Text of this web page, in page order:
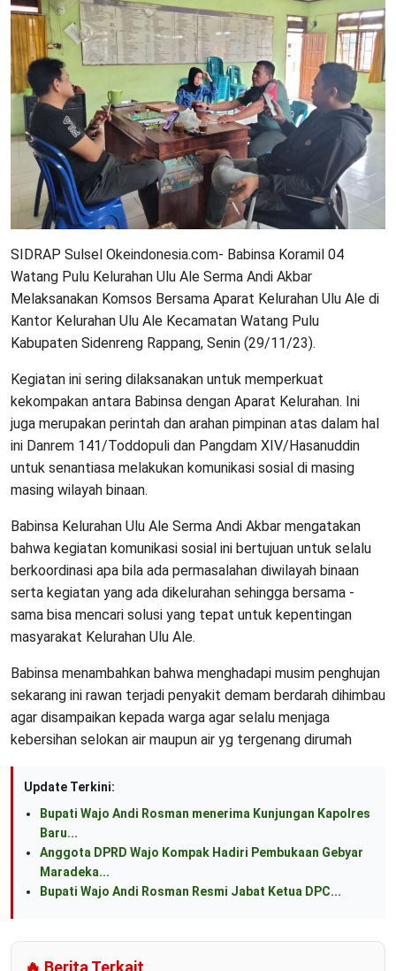
SIDRAP Sulsel Okeindonesia.com- Babinsa Koramil 04
Watang Pulu Kelurahan Ulu Ale Serma Andi Akbar
Melaksanakan Komsos Bersama Aparat Kelurahan Ulu Ale di
Kantor Kelurahan Ulu Ale Kecamatan Watang Pulu
Kabupaten Sidenreng Rappang, Senin (29/11/23).
Kegiatan ini sering dilaksanakan untuk memperkuat
kekompakan antara Babinsa dengan Aparat Kelurahan. Ini
juga merupakan perintah dan arahan pimpinan atas dalam hal
ini Danrem 141/Toddopuli dan Pangdam XIV/Hasanuddin
untuk senantiasa melakukan komunikasi sosial di masing
masing wilayah binaan.
Babinsa Kelurahan Ulu Ale Serma Andi Akbar mengatakan
bahwa kegiatan komunikasi sosial ini bertujuan untuk selalu
berkoordinasi apa bila ada permasalahan diwilayah binaan
serta kegiatan yang ada dikelurahan sehingga bersama -
sama bisa mencari solusi yang tepat untuk kepentingan
masyarakat Kelurahan Ulu Ale.
Babinsa menambahkan bahwa menghadapi musim penghujan
sekarang ini rawan terjadi penyakit demam berdarah dihimbau
agar disampaikan kepada warga agar selalu menjaga
kebersihan selokan air maupun air yg tergenang dirumah
Update Terkini:
Bupati Wajo Andi Rosman menerima Kunjungan Kapolres
Baru...
Anggota DPRD Wajo Kompak Hadiri Pembukaan Gebyar
Maradeka...
Bupati Wajo Andi Rosman Resmi Jabat Ketua DPC...